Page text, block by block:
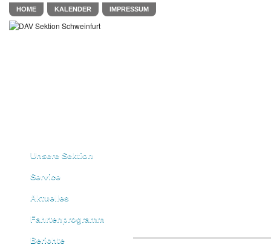
HOME KALENDER IMPRESSUM
Unsere Sektion
Service
Aktuelles
Fahrtenprogramm
Berichte